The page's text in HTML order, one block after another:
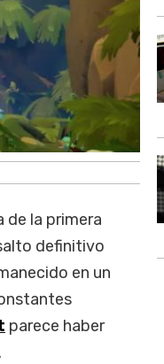
de la primera
definitivo
en un
parece haber